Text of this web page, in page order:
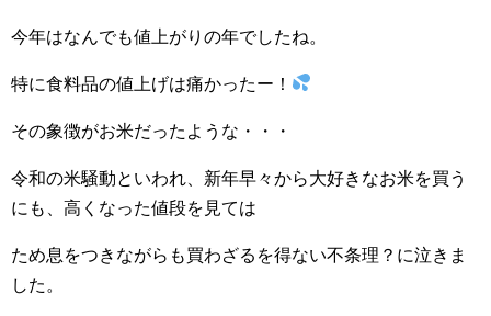
今年はなんでも値上がりの年でしたね。
特に食料品の値上げは痛かったー！
その象徴がお米だったような・・・
令和の米騒動といわれ、新年早々から大好きなお米を買う
にも、高くなった値段を見ては
ため息をつきながらも買わざるを得ない不条理？に泣きま
した。